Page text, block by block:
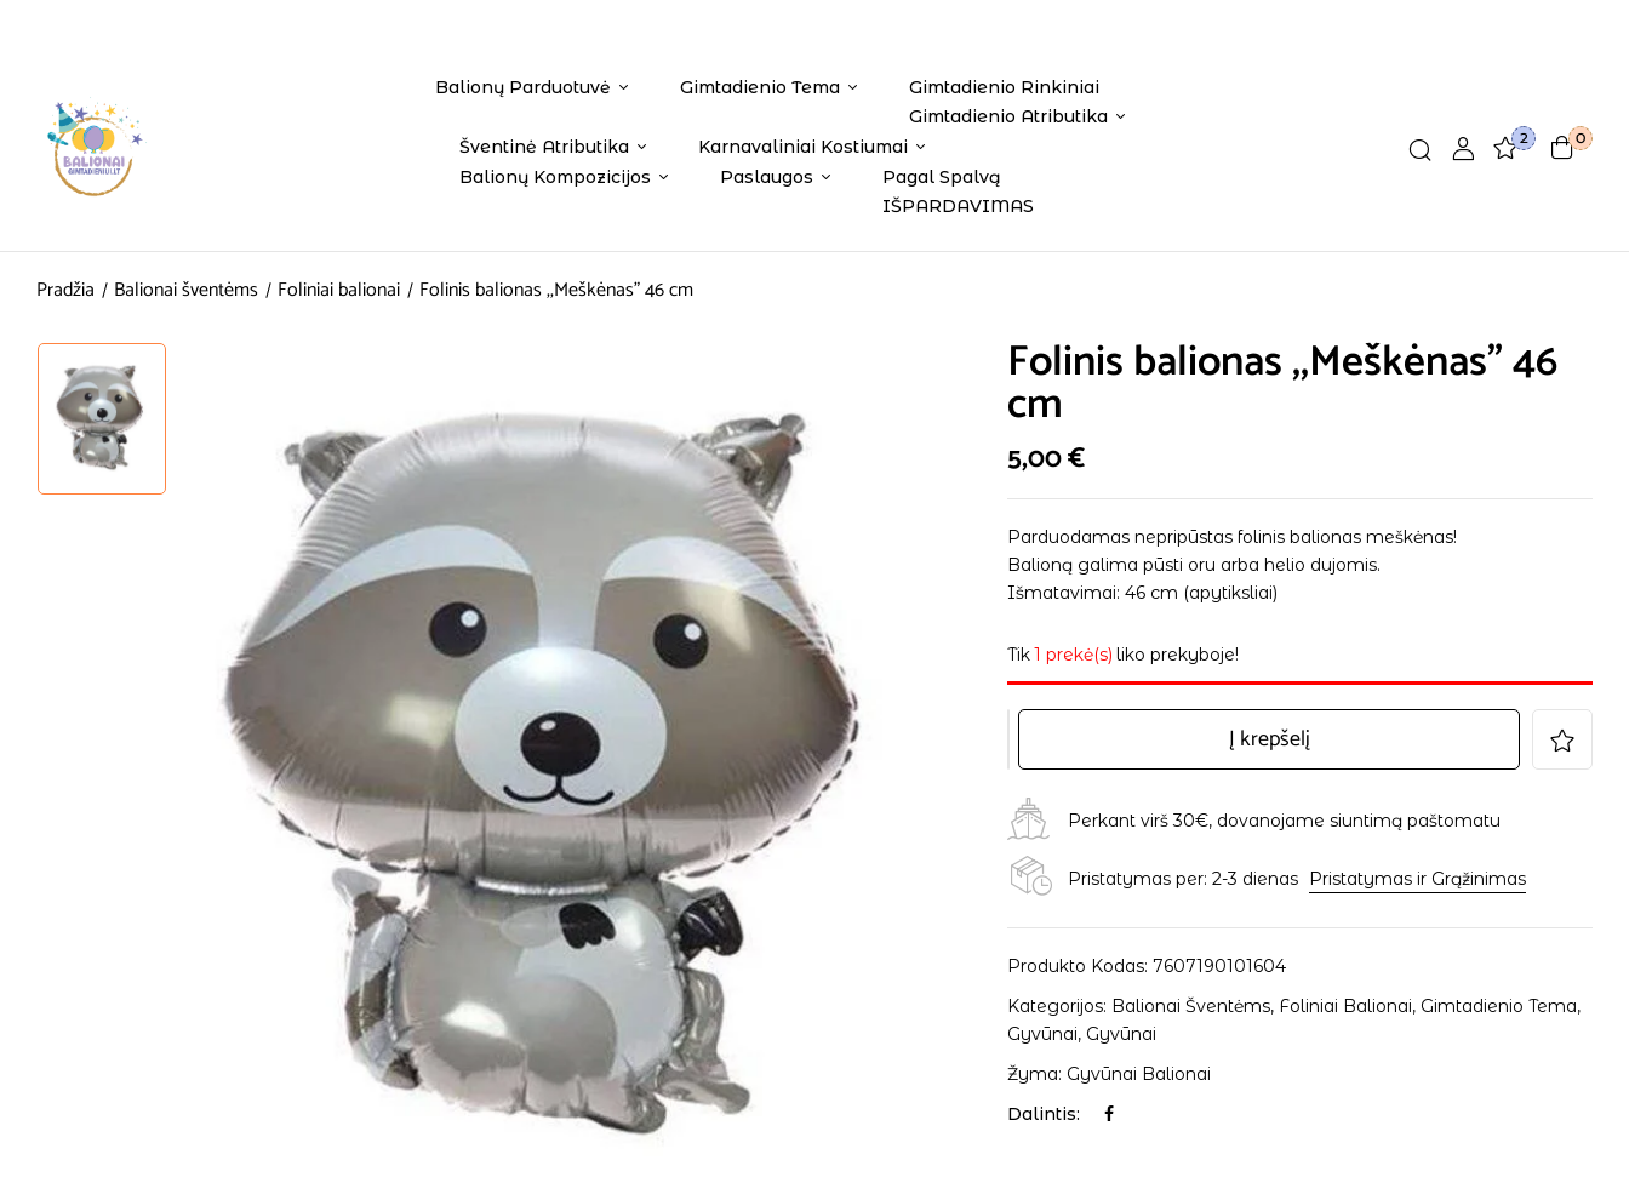
Balionų Parduotuvė Gimtadienio Tema
Gimtadienio Rinkiniai
Gimtadienio Atributika
Šventinė Atributika
Karnavaliniai Kostiumai
Balionų Kompozicijos
Paslaugos
Pagal Spalvą
IŠPARDAVIMAS
2 0
Pradžia Balionai šventėms Foliniai balionai Folinis balionas ,,Meškėnas” 46 cm
Folinis balionas ,,Meškėnas” 46
cm
5,00€
Parduodamas nepripūstas folinis balionas meškėnas!
Balioną galima pūsti oru arba helio dujomis.
Išmatavimai: 46 cm (apytiksliai)
Tik1 prekė(s) liko prekyboje!
Į krepšelį
Perkant virš 30€, dovanojame siuntimą paštomatu
Pristatymas per: 2-3 dienas Pristatymas ir Grąžinimas
Produkto Kodas:7607190101604
Kategorijos: Balionai Šventėms, Foliniai Balionai, Gimtadienio Tema,
Gyvūnai, Gyvūnai
Žyma: Gyvūnai Balionai
Dalintis: